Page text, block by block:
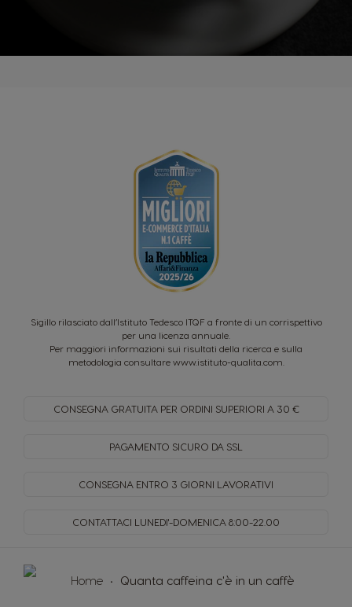
Sigillo rilasciato dall’Istituto Tedesco ITQF a fronte di un corrispettivo
per una licenza annuale.
Per maggiori informazioni sui risultati della ricerca e sulla
metodologia consultare www.istituto-qualita.com
CONSEGNA GRATUITA PER ORDINI SUPERIORI A 30 €
PAGAMENTO SICURO DA SSL
CONSEGNA ENTRO 3 GIORNI LAVORATIVI
CONTATTACI LUNEDI'-DOMENICA 8:00-22.00
Home Quanta caffeina c'è in un caffè